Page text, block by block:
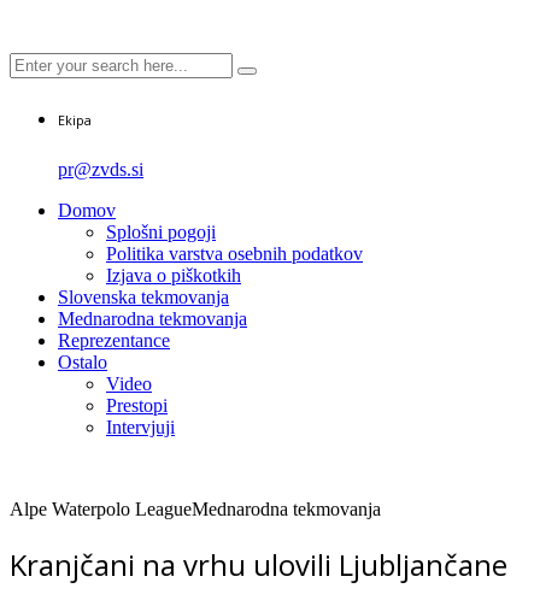
Ekipa
pr@zvds.si
Domov
Splošni pogoji
Politika varstva osebnih podatkov
Izjava o piškotkih
Slovenska tekmovanja
Mednarodna tekmovanja
Reprezentance
Ostalo
Video
Prestopi
Intervjuji
Alpe Waterpolo LeagueMednarodna tekmovanja
Kranjčani na vrhu ulovili Ljubljančane